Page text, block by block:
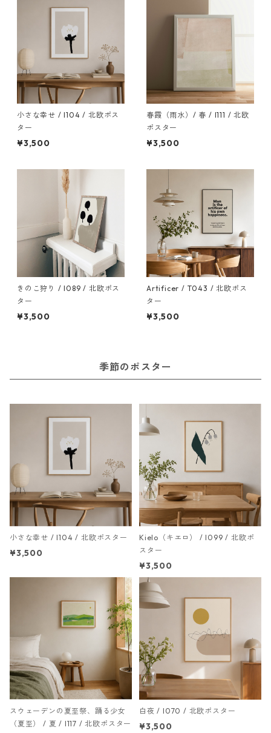
小さな幸せ / I104 / 北欧ポス
ター
¥3,500
春霞（雨水）/ 春 / I111 / 北欧
ポスター
¥3,500
きのこ狩り / I089 / 北欧ポス
ター
¥3,500
Artificer / T043 / 北欧ポス
ター
¥3,500
季節のポスター
小さな幸せ / I104 / 北欧ポスター
¥3,500
Kielo（キエロ） / I099 / 北欧ポ
スター
¥3,500
スウェーデンの夏至祭、踊る少女
（夏至） / 夏 / I117 / 北欧ポスター
白夜 / I070 / 北欧ポスター
¥3,500